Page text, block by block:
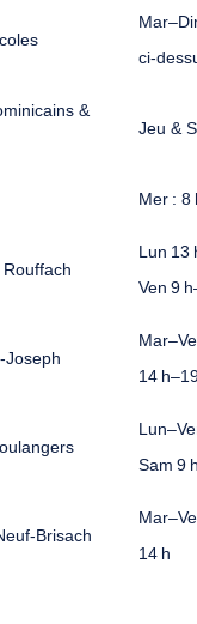
&
Jeu &
Mer : 8
Lun 13
Ven 9
14
Sam 9
14 h